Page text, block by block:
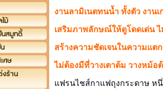
ม้
นสมูทตี้
ศษ
ร้าน
งานลามิเนตทนน้ำ ทั้งตัว งานเ
เสริมภาพลักษณ์ให้ดูโดดเด่น
สร้างความชัดเจนในความแตก
ไม่ต้องมีที่วางเตาต้ม วางหม้อ
แฟรนไชส์กาแฟถุงกระดาษ หนึ่